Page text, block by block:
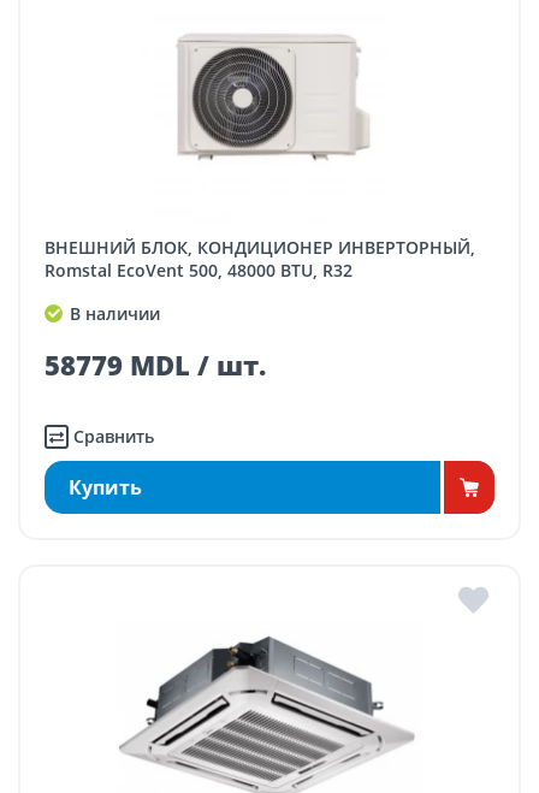
ВНЕШНИЙ БЛОК, КОНДИЦИОНЕР ИНВЕРТОРНЫЙ,
Romstal EcoVent 500, 48000 BTU, R32
В наличии
58779 MDL / шт.
Сравнить
Купить